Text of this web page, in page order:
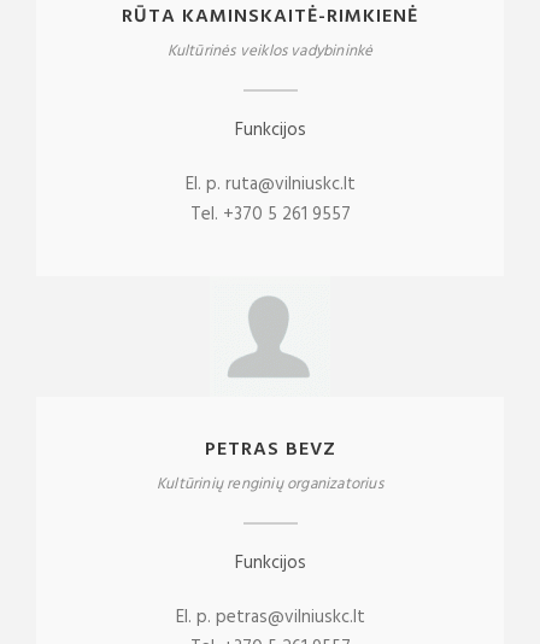
RŪTA KAMINSKAITĖ-RIMKIENĖ
Kultūrinės veiklos vadybininkė
Funkcijos
El. p. ruta@vilniuskc.lt
Tel. +370 5 261 9557
PETRAS BEVZ
Kultūrinių renginių organizatorius
Funkcijos
El. p. petras@vilniuskc.lt